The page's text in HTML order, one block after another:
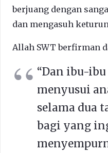
berjuang dengan
dan mengasuh
Allah SWT berfirman
“Dan ibu-ibu
menyusui
selama dua
bagi yang